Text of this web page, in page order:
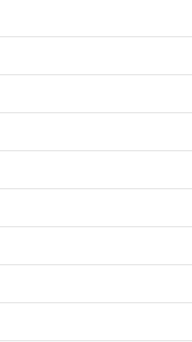
CICPA）的联合计划是与中华人民